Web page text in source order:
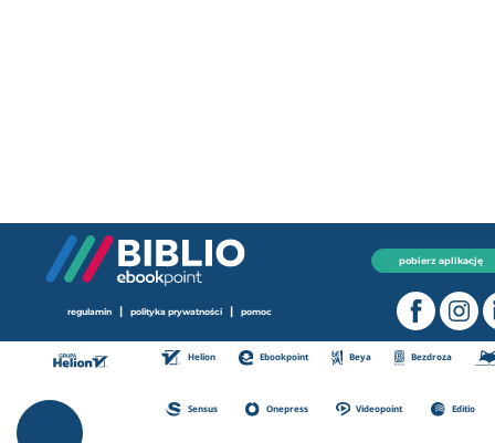
pobierz aplikację
regulamin | polityka prywatności | pomoc
Helion Ebookpoint Beya Bezdroza
Sensus Onepress Videopoint Editio